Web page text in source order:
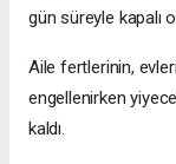
gün süreyle kapalı
Aile fertlerinin,
engellenirken
kaldı.